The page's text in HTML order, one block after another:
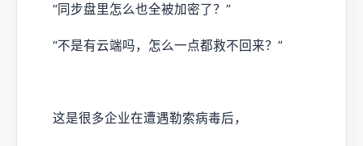
“同步盘里怎么也全被加密了？”
“不是有云端吗，怎么一点都救不回来？”
这是很多企业在遭遇勒索病毒后，